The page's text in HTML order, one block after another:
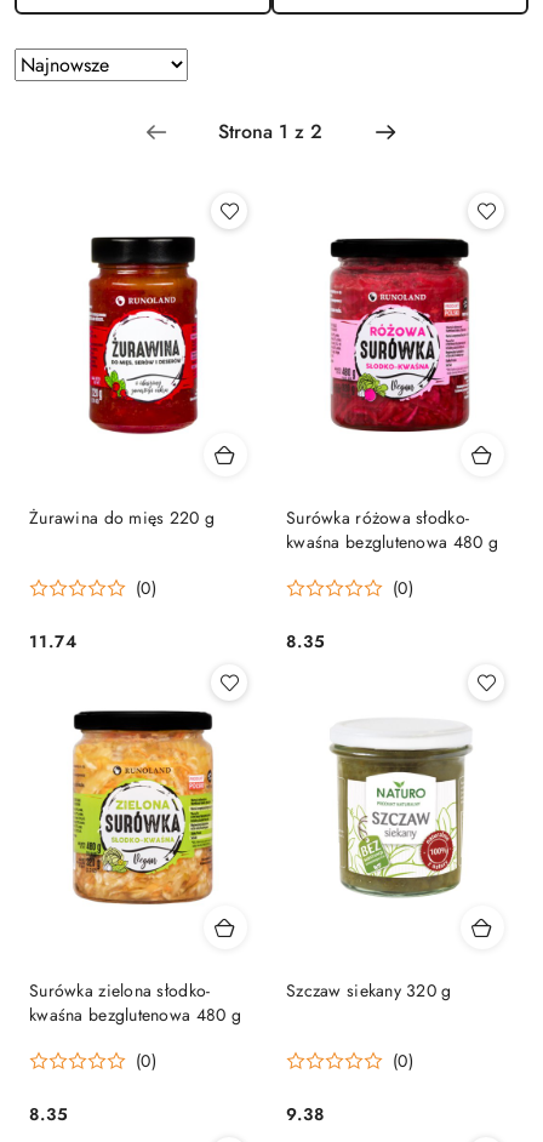
Zastosowano
sortowanie:
Sortuj
według
Żurawina do mięs 220 g
(0)
Cena:
11.74
Surówka różowa słodko-
kwaśna bezglutenowa 480 g
(0)
Cena:
8.35
Surówka zielona słodko-
kwaśna bezglutenowa 480 g
(0)
Cena:
8.35
Szczaw siekany 320 g
(0)
Cena:
9.38